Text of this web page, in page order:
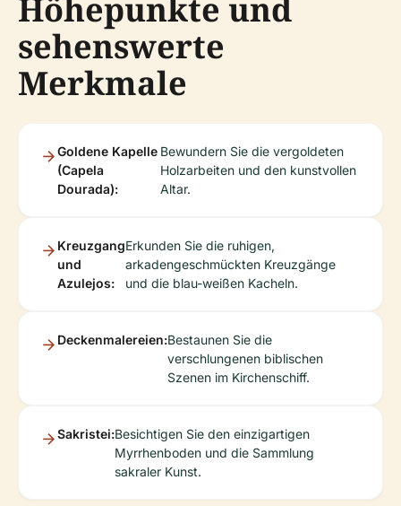
Höhepunkte und
sehenswerte
Merkmale
Goldene Kapelle
(Capela
Dourada):
Bewundern Sie die vergoldeten
Holzarbeiten und den kunstvollen
Altar.
Kreuzgang
und
Azulejos:
Erkunden Sie die ruhigen,
arkadengeschmückten Kreuzgänge
und die blau-weißen Kacheln.
Deckenmalereien:Bestaunen Sie die
verschlungenen biblischen
Szenen im Kirchenschiff.
Sakristei:Besichtigen Sie den einzigartigen
Myrrhenboden und die Sammlung
sakraler Kunst.